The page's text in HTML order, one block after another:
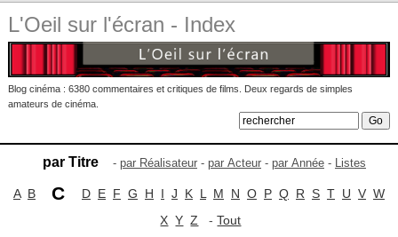
L'Oeil sur l'écran - Index
Blog cinéma : 6380 commentaires et critiques de films. Deux regards de simples
amateurs de cinéma.
par Titre - par Réalisateur- par Acteur- par Année- Listes
A B C D E F G H I J K L M N O P Q R S T U V W
X Y Z -Tout